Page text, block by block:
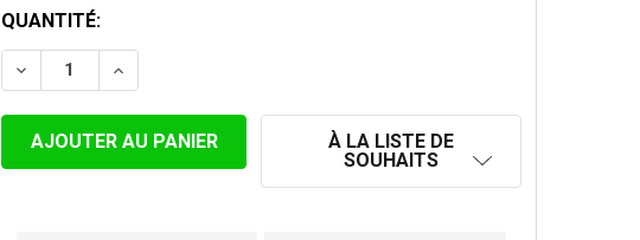
STOCK
ACTUEL:
QUANTITÉ:
DIMINUER LA QUANTITÉ DE LONGUEUR TÉLESCOPIQUE 50-80 CM
AUGMENTER LA QUANTITÉ DE LONGUEUR
À LA LISTE DE
SOUHAITS